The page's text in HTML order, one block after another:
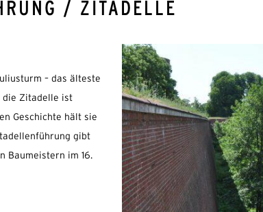
/ ZITADELLE
– das älteste
die Zitadelle ist
Geschichte hält sie
gibt
Baumeistern im 16.